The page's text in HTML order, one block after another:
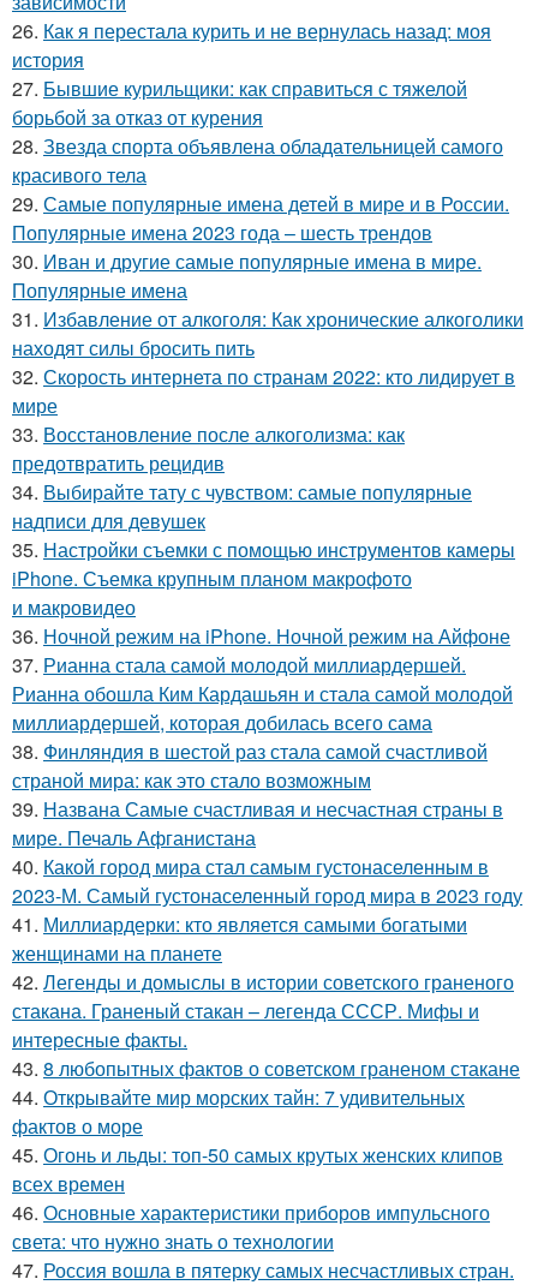
26. Как я перестала курить и не вернулась назад: моя
история
27. Бывшие курильщики: как справиться с тяжелой
борьбой за отказ от курения
28. Звезда спорта объявлена обладательницей самого
красивого тела
29. Самые популярные имена детей в мире и в России.
Популярные имена 2023 года – шесть трендов
30. Иван и другие самые популярные имена в мире.
Популярные имена
31. Избавление от алкоголя: Как хронические алкоголики
находят силы бросить пить
32. Скорость интернета по странам 2022: кто лидирует в
мире
33. Восстановление после алкоголизма: как
предотвратить рецидив
34. Выбирайте тату с чувством: самые популярные
надписи для девушек
35. Настройки съемки с помощью инструментов камеры
iPhone. Съемка крупным планом макрофото
и макровидео
36. Ночной режим на iPhone. Ночной режим на Айфоне
37. Рианна стала самой молодой миллиардершей.
Рианна обошла Ким Кардашьян и стала самой молодой
миллиардершей, которая добилась всего сама
38. Финляндия в шестой раз стала самой счастливой
страной мира: как это стало возможным
39. Названа Самые счастливая и несчастная страны в
мире. Печаль Афганистана
40. Какой город мира стал самым густонаселенным в
2023-М. Самый густонаселенный город мира в 2023 году
41. Миллиардерки: кто является самыми богатыми
женщинами на планете
42. Легенды и домыслы в истории советского граненого
стакана. Граненый стакан – легенда СССР. Мифы и
интересные факты.
43. 8 любопытных фактов о советском граненом стакане
44. Открывайте мир морских тайн: 7 удивительных
фактов о море
45. Огонь и льды: топ-50 самых крутых женских клипов
всех времен
46. Основные характеристики приборов импульсного
света: что нужно знать о технологии
47. Россия вошла в пятерку самых несчастливых стран.